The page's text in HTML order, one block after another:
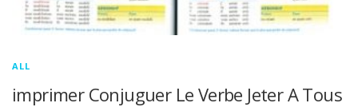
ALL
imprimer Conjuguer Le Verbe Jeter A Tous